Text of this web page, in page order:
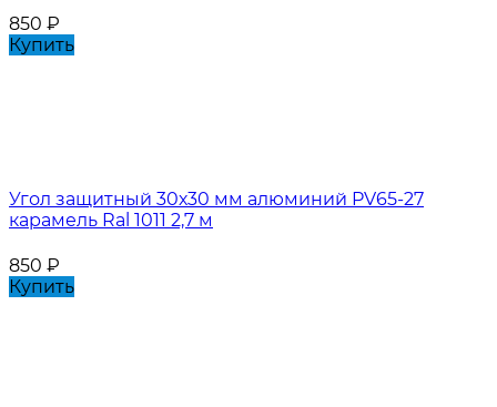
850 ₽
Купить
Угол защитный 30х30 мм алюминий PV65-27
карамель Ral 1011 2,7 м
850 ₽
Купить